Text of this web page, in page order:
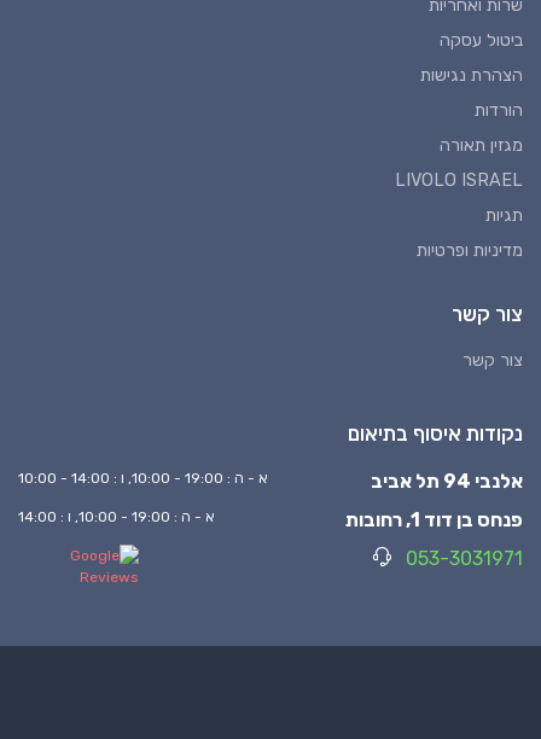
שרות ואחריות
ביטול עסקה
הצהרת נגישות
הורדות
מגזין תאורה
LIVOLO ISRAEL
תגיות
מדיניות ופרטיות
צור קשר
צור קשר
נקודות איסוף בתיאום
אלנבי 94 תל אביב א - ה : 19:00 - 10:00, ו : 14:00 - 10:00
פנחס בן דוד 1, רחובות א - ה : 19:00 - 10:00, ו : 14:00
053-3031971